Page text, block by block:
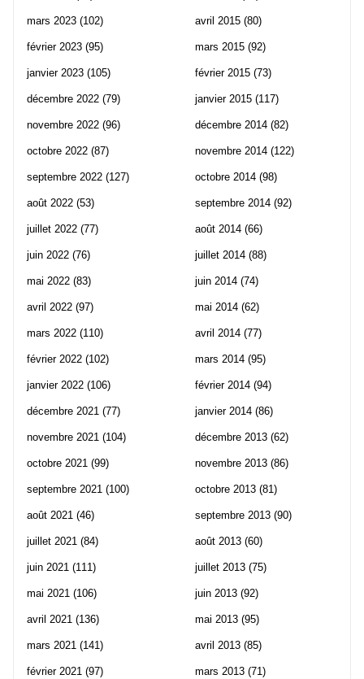
mars 2023 (102)
février 2023 (95)
janvier 2023 (105)
décembre 2022 (79)
novembre 2022 (96)
octobre 2022 (87)
septembre 2022 (127)
août 2022 (53)
juillet 2022 (77)
juin 2022 (76)
mai 2022 (83)
avril 2022 (97)
mars 2022 (110)
février 2022 (102)
janvier 2022 (106)
décembre 2021 (77)
novembre 2021 (104)
octobre 2021 (99)
septembre 2021 (100)
août 2021 (46)
juillet 2021 (84)
juin 2021 (111)
mai 2021 (106)
avril 2021 (136)
mars 2021 (141)
février 2021 (97)
avril 2015 (80)
mars 2015 (92)
février 2015 (73)
janvier 2015 (117)
décembre 2014 (82)
novembre 2014 (122)
octobre 2014 (98)
septembre 2014 (92)
août 2014 (66)
juillet 2014 (88)
juin 2014 (74)
mai 2014 (62)
avril 2014 (77)
mars 2014 (95)
février 2014 (94)
janvier 2014 (86)
décembre 2013 (62)
novembre 2013 (86)
octobre 2013 (81)
septembre 2013 (90)
août 2013 (60)
juillet 2013 (75)
juin 2013 (92)
mai 2013 (95)
avril 2013 (85)
mars 2013 (71)